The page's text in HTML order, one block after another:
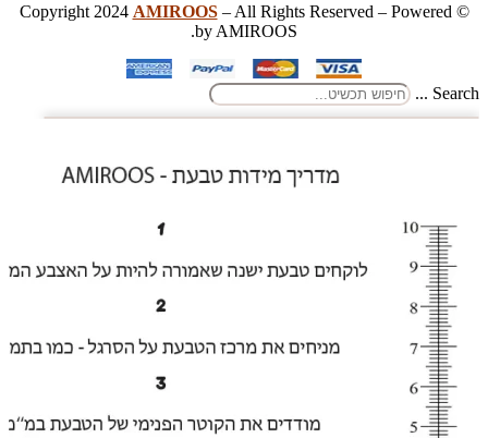
© Copyright 2024
AMIROOS– All Rights Reserved – Powered
by AMIROOS.
Search ...